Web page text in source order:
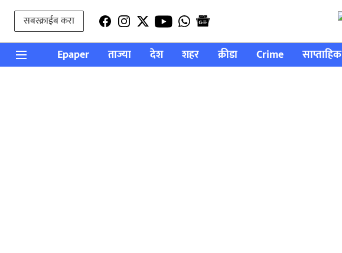
सबस्क्राईब करा
Epaper ताज्या देश शहर क्रीडा Crime साप्ताहिक